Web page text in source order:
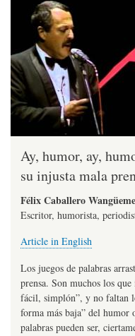
Ay, humor, ay,
su injusta mala
Félix Caballero
Escritor, humorista,
Article in English
Los juegos de palabras
prensa. Son muchos los
fácil, simplón”, y no faltan
forma más baja” del humor
palabras pueden ser,